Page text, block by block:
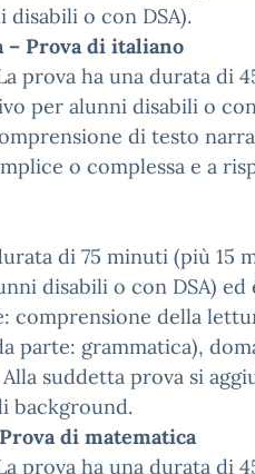
o con DSA).
– Prova di italiano
prova ha una durata di
per alunni disabili o
di testo
o complessa e a
di 75 minuti (più 15
disabili o con DSA)
comprensione della
parte: grammatica),
suddetta prova si
background.
di matematica
prova ha una durata di